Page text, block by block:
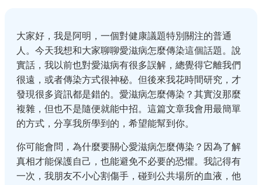
大家好，我是阿明，一個對健康議題特別關注的普通
人。今天我想和大家聊聊愛滋病怎麼傳染這個話題。說
實話，我以前也對愛滋病有很多誤解，總覺得它離我們
很遠，或者傳染方式很神秘。但後來我花時間研究，才
發現很多資訊都是錯的。愛滋病怎麼傳染？其實沒那麼
複雜，但也不是隨便就能中招。這篇文章我會用最簡單
的方式，分享我所學到的，希望能幫到你。
你可能會問，為什麼要關心愛滋病怎麼傳染？因為了解
真相才能保護自己，也能避免不必要的恐懼。我記得有
一次，我朋友不小心割傷手，碰到公共場所的血液，他